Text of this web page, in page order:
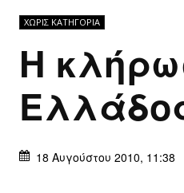
ΧΩΡΊΣ ΚΑΤΗΓΟΡΊΑ
Η
18 Αυγούστου 2010, 11:38